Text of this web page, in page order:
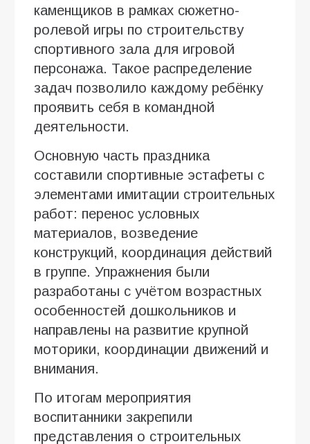
каменщиков в рамках сюжетно-
ролевой игры по строительству
спортивного зала для игровой
персонажа. Такое распределение
задач позволило каждому ребёнку
проявить себя в командной
деятельности.
Основную часть праздника
составили спортивные эстафеты с
элементами имитации строительных
работ: перенос условных
материалов, возведение
конструкций, координация действий
в группе. Упражнения были
разработаны с учётом возрастных
особенностей дошкольников и
направлены на развитие крупной
моторики, координации движений и
внимания.
По итогам мероприятия
воспитанники закрепили
представления о строительных